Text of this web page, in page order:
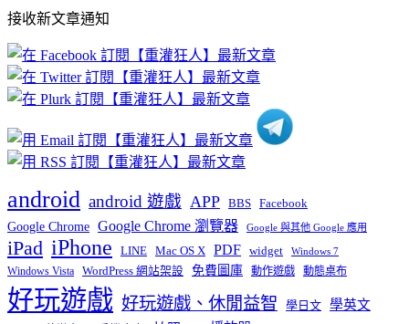
文
章
分
類
接收新文章通知
android android 遊戲 APP BBS Facebook
Google Chrome Google Chrome 瀏覽器 Google 與其他 Google 應用
iPad iPhone LINE Mac OS X PDF widget Windows 7
Windows Vista WordPress 網站架設 免費圖庫 動作遊戲 動態桌布
好玩遊戲 好玩遊戲、休閒益智 學日文 學英文